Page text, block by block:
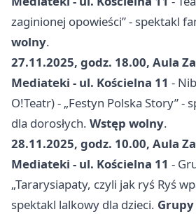
zaginionej opowieści” - spektakl
wolny.
27.11.2025, godz. 18.00, Aula
Mediateki - ul. Kościelna 11 -
O!Teatr) - „Festyn Polska Story” -
dla dorosłych. Wstęp wolny.
28.11.2025, godz. 10.00, Aula
Mediateki - ul. Kościelna 11 -
„Tararysiapaty, czyli jak ryś Ryś
spektakl lalkowy dla dzieci.